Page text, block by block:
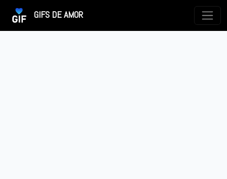
GIFS DE AMOR